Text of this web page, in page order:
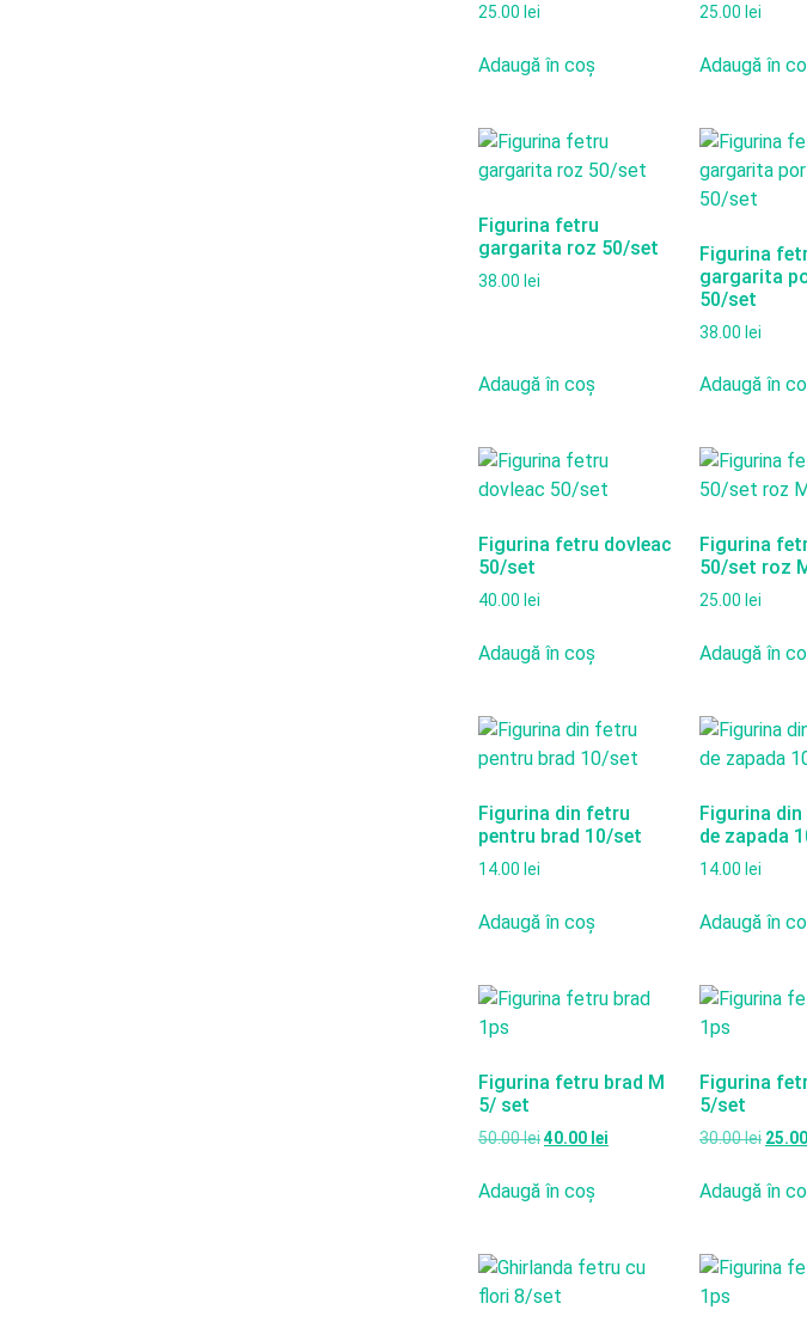
25.00 lei
Adaugă în coș
25.00 lei
Adaugă în
Figurina fetru
gargarita roz 50/set
38.00 lei
Adaugă în coș
Figurina
gargarita
50/set
38.00 lei
Adaugă în
Figurina fetru dovleac
50/set
40.00 lei
Adaugă în coș
Figurina
50/set roz
25.00 lei
Adaugă în
Figurina din fetru
pentru brad 10/set
14.00 lei
Adaugă în coș
Figurina
de zapada
14.00 lei
Adaugă în
Figurina fetru brad M
5/ set
50.00lei40.00 lei
Adaugă în coș
Figurina
5/set
30.00lei 25.00
Adaugă în